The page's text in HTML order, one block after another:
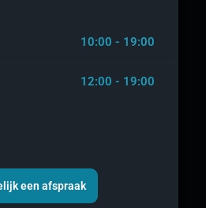
10:00 - 19:00
12:00 - 19:00
een afspraak